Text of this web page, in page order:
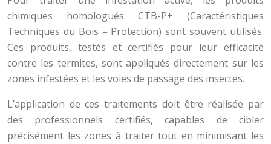
chimiques homologués CTB-P+ (Caractéristiques
Techniques du Bois – Protection) sont souvent utilisés.
Ces produits, testés et certifiés pour leur efficacité
contre les termites, sont appliqués directement sur les
zones infestées et les voies de passage des insectes.
L’application de ces traitements doit être réalisée par
des professionnels certifiés, capables de cibler
précisément les zones à traiter tout en minimisant les